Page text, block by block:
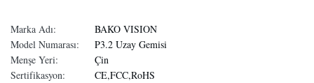
Marka Adı:
BAKO VISION
Model Numarası:
P3.2 Uzay Gemisi
Menşe Yeri:
Çin
Sertifikasyon:
CE,FCC,RoHS